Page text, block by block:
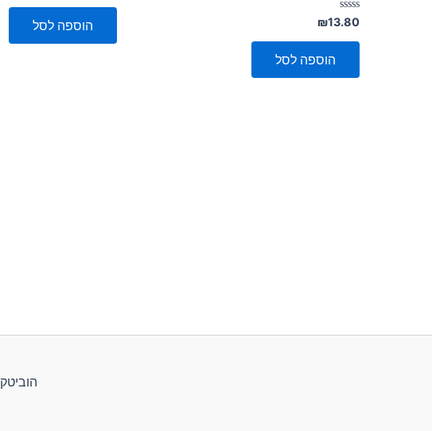
דורג
0
מתוך
₪13.80
הוספה לסל
מתוך
הוספה לסל
Copyright © 2026 הוביטק | Powered by הוביטק